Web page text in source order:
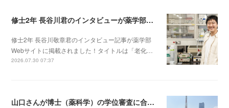
修士2年 長谷川君のインタビューが薬学部Webサイトに掲載されました！
修士2年 長谷川敬章君のインタビュー記事が薬学部
Webサイトに掲載されました！タイトルは「老化…
2026.07.30 07:37
山口さんが博士（薬科学）の学位審査に合格しました！